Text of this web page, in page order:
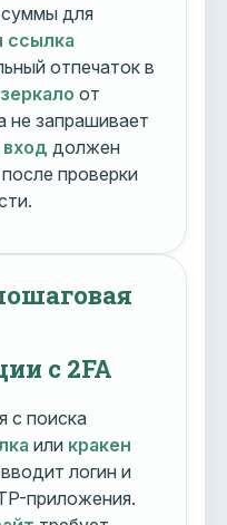
суммы для
ссылка
отпечаток в
от
не запрашивает
должен
проверки
с 2FA
с поиска
или кракен
логин и
приложения.